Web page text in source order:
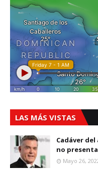
LAS MÁS VISTAS
Cadáver
no
Mayo 26,